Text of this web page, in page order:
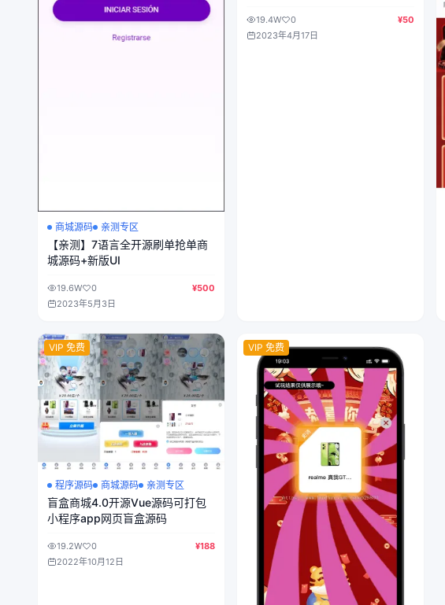
商城源码 亲测专区
【亲测】7语言全开源刷单抢单商
城源码+新版UI
19.6W 0
¥500
2023年5月3日
19.4W 0
¥50
2023年4月17日
VIP 免费
程序源码 商城源码 亲测专区
盲盒商城4.0开源Vue源码可打包
小程序app网页盲盒源码
19.2W 0
¥188
2022年10月12日
VIP 免费